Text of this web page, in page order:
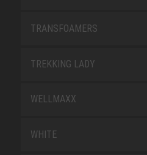
TRANSFOAMERS
TREKKING LADY
WELLMAXX
WHITE